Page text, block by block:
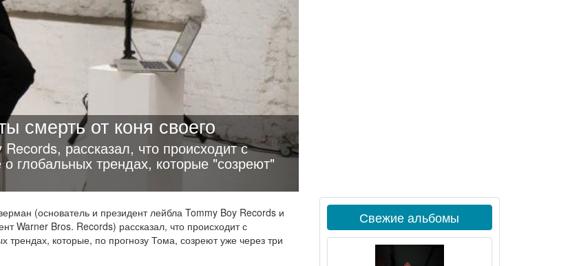
смерть от коня своего
рассказал, что происходит с
глобальных трендах, которые "созреют"
(основатель и президент лейбла Tommy Boy Records и
Warner Bros. Records) рассказал, что происходит с
которые, по прогнозу Тома, созреют уже через три
Свежие альбомы